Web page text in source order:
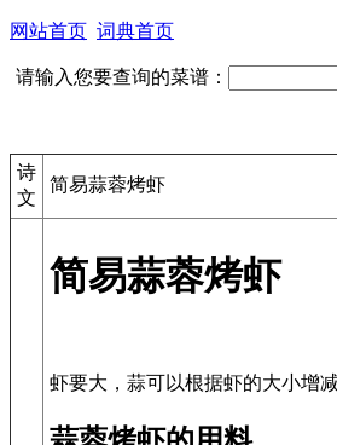
网站首页 词典首页
请输入您要查询的菜谱：
诗
文
简易蒜蓉烤虾
简易蒜蓉烤虾